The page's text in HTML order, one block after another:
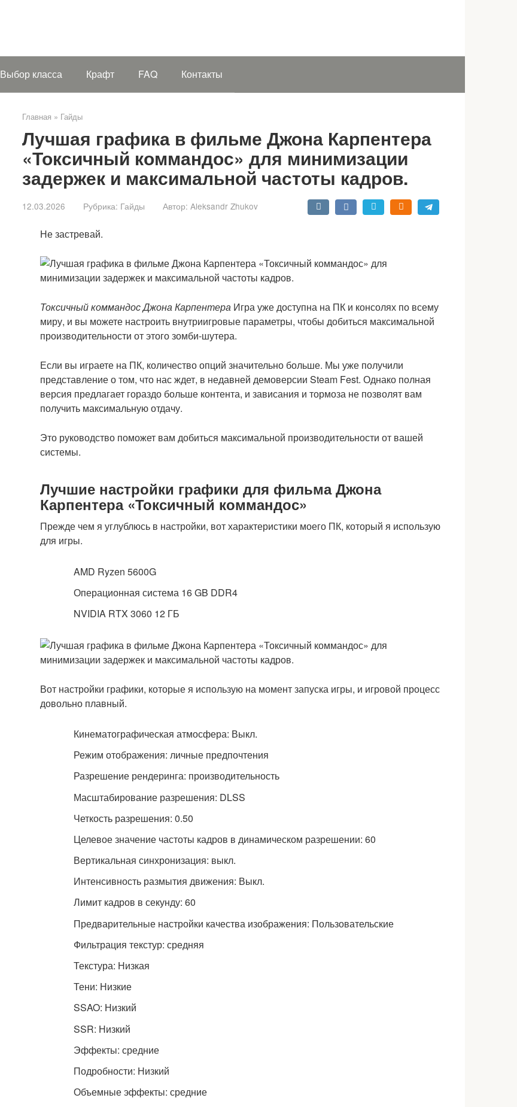
Выбор класса Крафт FAQ Контакты
Главная » Гайды
Лучшая графика в фильме Джона Карпентера
«Токсичный коммандос» для минимизации
задержек и максимальной частоты кадров.
12.03.2026 Рубрика: Гайды Автор: Aleksandr Zhukov
Не застревай.
Токсичный коммандос Джона Карпентера Игра уже доступна на ПК и консолях по всему
миру, и вы можете настроить внутриигровые параметры, чтобы добиться максимальной
производительности от этого зомби-шутера.
Если вы играете на ПК, количество опций значительно больше. Мы уже получили
представление о том, что нас ждет, в недавней демоверсии Steam Fest. Однако полная
версия предлагает гораздо больше контента, и зависания и тормоза не позволят вам
получить максимальную отдачу.
Это руководство поможет вам добиться максимальной производительности от вашей
системы.
Лучшие настройки графики для фильма Джона
Карпентера «Токсичный коммандос»
Прежде чем я углублюсь в настройки, вот характеристики моего ПК, который я использую
для игры.
AMD Ryzen 5600G
Операционная система 16 GB DDR4
NVIDIA RTX 3060 12 ГБ
Вот настройки графики, которые я использую на момент запуска игры, и игровой процесс
довольно плавный.
Кинематографическая атмосфера: Выкл.
Режим отображения: личные предпочтения
Разрешение рендеринга: производительность
Масштабирование разрешения: DLSS
Четкость разрешения: 0.50
Целевое значение частоты кадров в динамическом разрешении: 60
Вертикальная синхронизация: выкл.
Интенсивность размытия движения: Выкл.
Лимит кадров в секунду: 60
Предварительные настройки качества изображения: Пользовательские
Фильтрация текстур: средняя
Текстура: Низкая
Тени: Низкие
SSAO: Низкий
SSR: Низкий
Эффекты: средние
Подробности: Низкий
Объемные эффекты: средние